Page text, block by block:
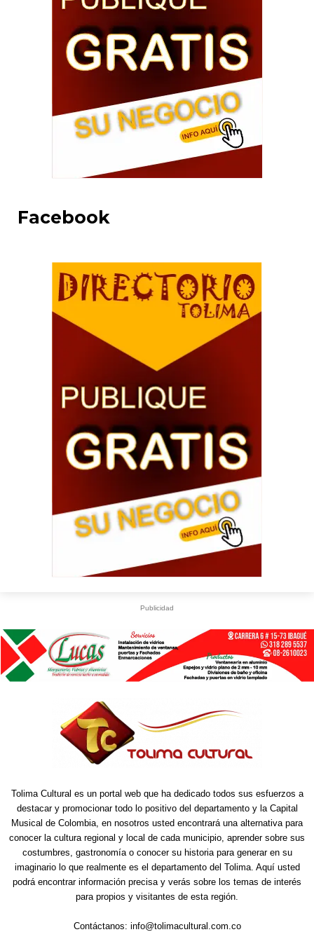
Facebook
Publicidad
Tolima Cultural es un portal web que ha dedicado todos sus esfuerzos a
destacar y promocionar todo lo positivo del departamento y la Capital
Musical de Colombia, en nosotros usted encontrará una alternativa para
conocer la cultura regional y local de cada municipio, aprender sobre sus
costumbres, gastronomía o conocer su historia para generar en su
imaginario lo que realmente es el departamento del Tolima. Aquí usted
podrá encontrar información precisa y verás sobre los temas de interés
para propios y visitantes de esta región.
Contáctanos: info@tolimacultural.com.co